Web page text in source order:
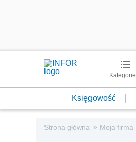
Kategorie
Księgowość
Strona główna » Moja firma